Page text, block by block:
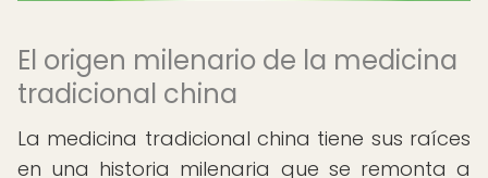
El origen milenario de la medicina
tradicional china
La medicina tradicional china tiene sus raíces
en una historia milenaria que se remonta a